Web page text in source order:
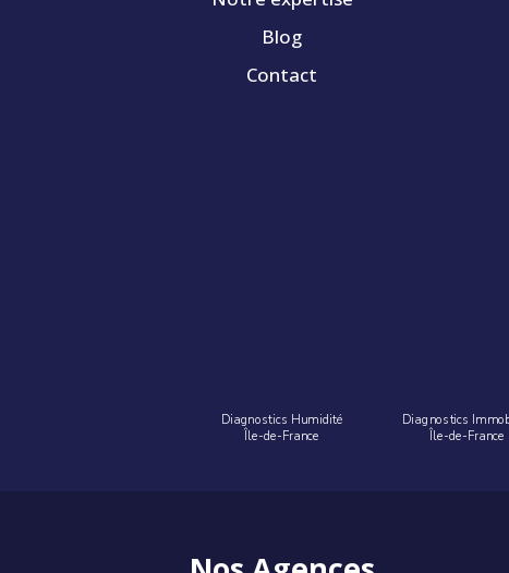
Blog
Contact
Diagnostics Humidité
Île-de-France
Diagnostics
Île-de-France